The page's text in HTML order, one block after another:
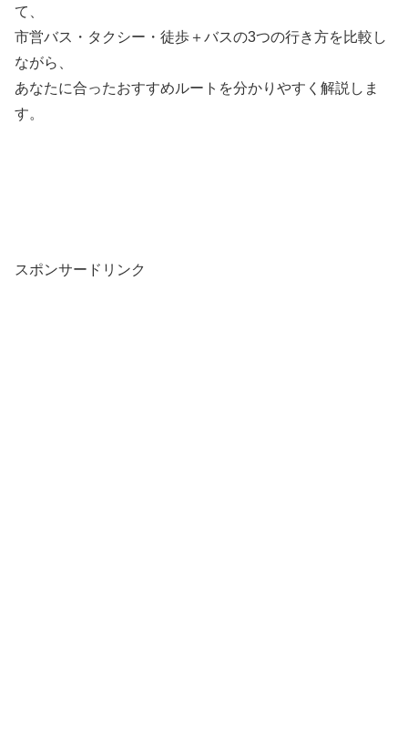
て、
市営バス・タクシー・徒歩＋バスの3つの行き方を比較し
ながら、
あなたに合ったおすすめルートを分かりやすく解説しま
す。
スポンサードリンク